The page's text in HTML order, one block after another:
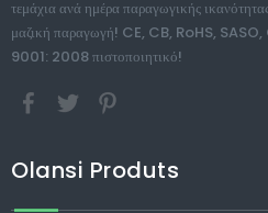
τεμάχια ανά ημέρα παραγωγικής
μαζική παραγωγή! CE, CB, RoHS,
9001: 2008 πιστοποιητικό!
Olansi Produts